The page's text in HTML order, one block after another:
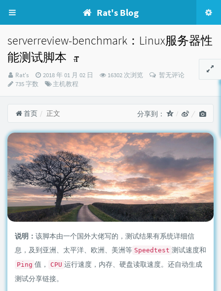
Rat's Blog
serverreview-benchmark：Linux服务器性
能测试脚本
博
主：
Rat's
发
布
2018 年 01 月 02 日 16302 次浏览
暂无评论
735 字数
分
主机教程
首页 正文 分享到：
说明： 该脚本由一个国外大佬写的，测试结果有系统详细信
息，及到亚洲、太平洋、欧洲、美洲等 Speedtest 测试速度和
Ping 值， CPU 运行速度，内存、硬盘读取速度。还自动生成
测试分享链接。